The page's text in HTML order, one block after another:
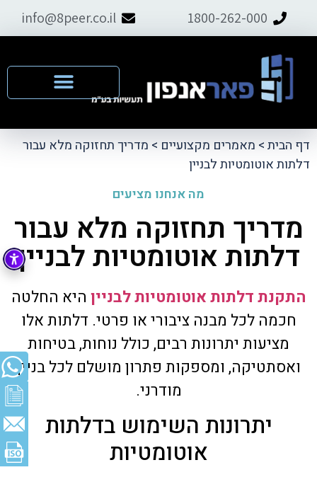
1800-262-000
info@8peer.co.il
דף הבית> מאמרים מקצועיים > מדריך תחזוקה מלא עבור
דלתות אוטומטיות לבניין
מה אנחנו מציעים
מדריך תחזוקה מלא עבור
דלתות אוטומטיות לבניין
התקנת דלתות אוטומטיות לבניין היא החלטה
חכמה לכל מבנה ציבורי או פרטי. דלתות אלו
מציעות יתרונות רבים, כולל נוחות, בטיחות
ואסתטיקה, ומספקות פתרון מושלם לכל בניין
מודרני.
יתרונות השימוש בדלתות
אוטומטיות